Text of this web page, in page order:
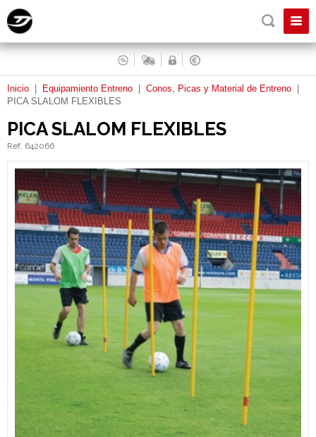
Inicio Equipamiento Entreno Conos, Picas y Material de Entreno
PICA SLALOM FLEXIBLES
PICA SLALOM FLEXIBLES
Ref. 642066